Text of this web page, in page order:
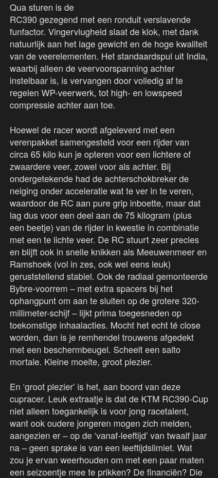
Qua sturen is de
RC390 gezegend met een ronduit verslavende
funfactor. Vingervlugheid slaat de klok, met dank
natuurlijk aan het lage gewicht en de hoge kwaliteit
van de veerelementen. Het standaardspul uit India,
waarbij alleen de veervoorspanning achter
instelbaar is, is vervangen door volledig af te
regelen WP-veerwerk, tot high- en lowspeed
compressie achter aan toe.
Hoewel de racer wordt afgeleverd met een
verenpakket samengesteld voor een rijder van
circa 65 kilo kun je opteren voor een lichtere of
zwaardere veer, zowel voor als achter. Bij
ondergetekende had de achterschokbreker de
neiging onder acceleratie wat te ver in te veren,
waardoor de RC aan pure grip inboette, maar dat
lag dus voor een deel aan de 75 kilogram (plus
een beetje) van de rijder in kwestie in combinatie
met een te lichte veer. De RC stuurt zeer precies
en blijft ook in snelle knikken als Meeuwenmeer en
Ramshoek (vol in zes, ook wel eens leuk)
geruststellend stabiel. Ook de radiaal gemonteerde
Bybre-voorrem – met extra spacers bij het
ophangpunt om aan te sluiten op de grotere 320-
millimeter-schijf – lijkt prima toegesneden op
toekomstige inhaalacties. Mocht het echt té close
worden, dan is je remhendel trouwens afgedekt
met een beschermbeugel. Scheelt een salto
mortale. Kleine moeite, groot plezier.
En ‘groot plezier’ is het, aan boord van deze
cupracer. Leuk extraatje is dat de KTM RC390-Cup
niet alleen toegankelijk is voor jong racetalent,
want ook oudere jongeren mogen zich melden,
aangezien er – op de ‘vanaf-leeftijd’ van twaalf jaar
na – geen sprake is van een leeftijdslimiet. Wat
zou je ervan weerhouden om met een paar maten
een seizoentje mee te prikken? De financiën? Die